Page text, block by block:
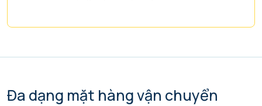
Đa dạng mặt hàng vận chuyển